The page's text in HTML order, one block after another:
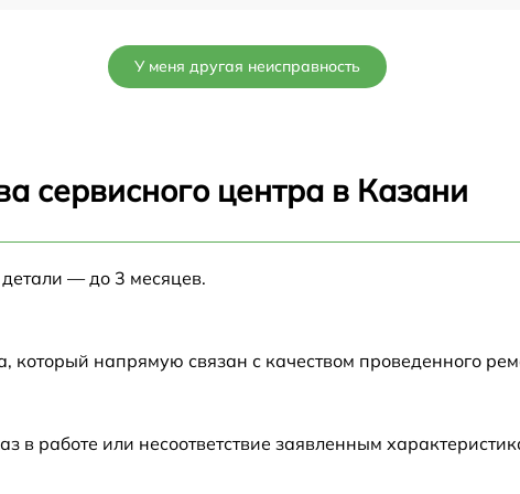
У меня другая неисправность
сервисного центра в Казани
— до 3 месяцев.
который напрямую связан с качеством проведенного
в работе или несоответствие заявленным